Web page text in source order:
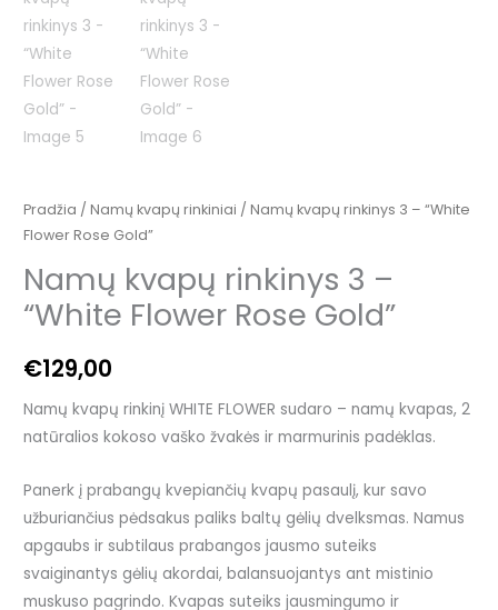
Pradžia /Namų kvapų rinkiniai / Namų kvapų rinkinys 3 – “White
Flower Rose Gold”
Namų kvapų rinkinys 3 –
“White Flower Rose Gold”
€129,00
Namų kvapų rinkinį WHITE FLOWER sudaro – namų kvapas, 2
natūralios kokoso vaško žvakės ir marmurinis padėklas.
Panerk į prabangų kvepiančių kvapų pasaulį, kur savo
užburiančius pėdsakus paliks baltų gėlių dvelksmas. Namus
apgaubs ir subtilaus prabangos jausmo suteiks
svaiginantys gėlių akordai, balansuojantys ant mistinio
muskuso pagrindo. Kvapas suteiks jausmingumo ir